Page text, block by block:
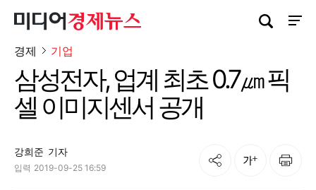
사이
검색창 열기
경제 기업
삼성전자, 업계 최초 0.7㎛ 픽
셀 이미지센서 공개
강희준 기자
입력 2019-09-25 16:59
공유 글자크기 인쇄